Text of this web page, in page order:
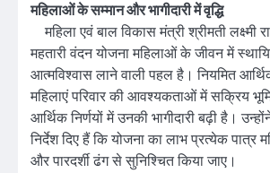
महिलाओं के सम्मान और भागीदारी में वृद्धि
महिला एवं बाल विकास मंत्री श्रीमती लक्ष्मी
महतारी वंदन योजना महिलाओं के जीवन में
आत्मविश्वास लाने वाली पहल है। नियमित
महिलाएं परिवार की आवश्यकताओं में सक्रिय
आर्थिक निर्णयों में उनकी भागीदारी बढ़ी है।
निर्देश दिए हैं कि योजना का लाभ प्रत्येक पात्र
और पारदर्शी ढंग से सुनिश्चित किया जाए।